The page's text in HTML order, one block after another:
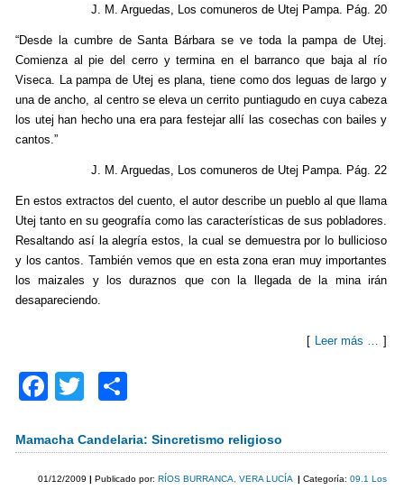
J. M. Arguedas, Los comuneros de Utej Pampa. Pág. 20
“Desde la cumbre de Santa Bárbara se ve toda la pampa de Utej.
Comienza al pie del cerro y termina en el barranco que baja al río
Viseca. La pampa de Utej es plana, tiene como dos leguas de largo y
una de ancho, al centro se eleva un cerrito puntiagudo en cuya cabeza
los utej han hecho una era para festejar allí las cosechas con bailes y
cantos.”
J. M. Arguedas, Los comuneros de Utej Pampa. Pág. 22
En estos extractos del cuento, el autor describe un pueblo al que llama
Utej tanto en su geografía como las características de sus pobladores.
Resaltando así la alegría estos, la cual se demuestra por lo bullicioso
y los cantos. También vemos que en esta zona eran muy importantes
los maizales y los duraznos que con la llegada de la mina irán
desapareciendo.
[ Leer más … ]
F
c
e
tt
er
m
p
Mamacha Candelaria: Sincretismo religioso
01/12/2009 | Publicado por:RÍOS BURRANCA, VERA LUCÍA |Categoría:09.1 Los